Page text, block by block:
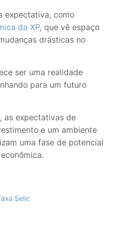
expectativa, como
da XP, que vê espaço
drásticas no
ser uma realidade
para um futuro
as expectativas de
e um ambiente
uma fase de potencial
Selic